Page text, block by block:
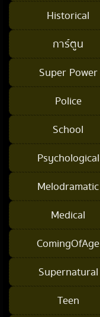
Historical
การ์ตูน
Super Power
Police
School
Psychological
Melodramatic
Medical
ComingOfAge
Supernatural
Teen